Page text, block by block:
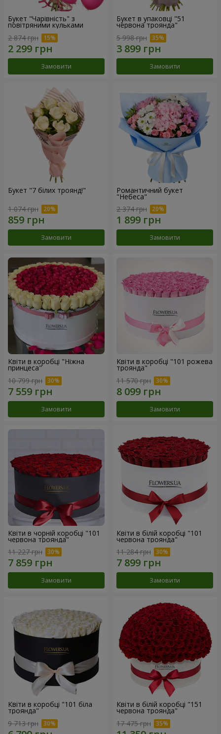
Букет "Чарівність" з
повітряними кульками
2 874 грн
Замовити
Букет в упаковці "51
червона троянда"
5 998 грн
Замовити
Букет "7 білих троянд!"
1 074 грн
Замовити
Романтичний букет
"Небеса"
2 374 грн
Замовити
Квіти в коробці "Ніжна
принцеса"
10 799 грн
Замовити
Квіти в коробці "101 рожева
троянда"
11 570 грн
Замовити
Квіти в чорній коробці "101
червона троянда"
11 227 грн
Замовити
Квіти в білій коробці "101
червона троянда"
11 284 грн
Замовити
Квіти в коробці "101 біла
троянда"
9 713 грн
Квіти в білій коробці "151
червона троянда"
17 475 грн